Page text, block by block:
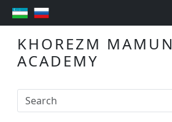
KHOREZM MAMUN
ACADEMY